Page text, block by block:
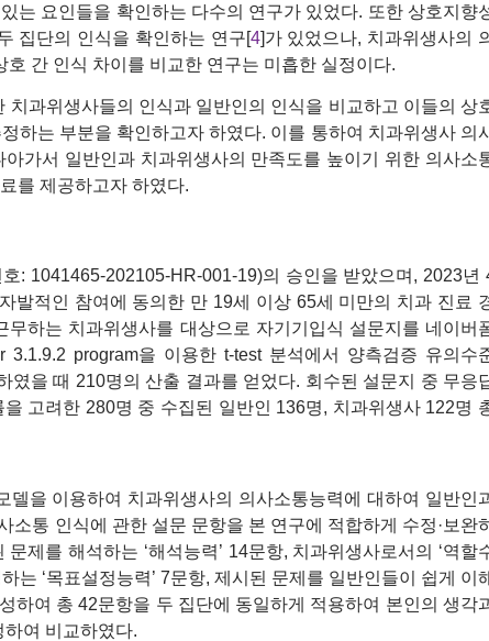
는 요인들을 확인하는 다수의 연구가 있었다. 또한 상호지향
집단의 인식을 확인하는 연구[4]가 있었으나, 치과위생사의
간 인식 차이를 비교한 연구는 미흡한 실정이다.
과위생사들의 인식과 일반인의 인식을 비교하고 이들의 상
하는 부분을 확인하고자 하였다. 이를 통하여 치과위생사 의
가서 일반인과 치과위생사의 만족도를 높이기 위한 의사소
를 제공하고자 하였다.
: 1041465-202105-HR-001-19)의 승인을 받았으며, 2023년
발적인 참여에 동의한 만 19세 이상 65세 미만의 치과 진료
하는 치과위생사를 대상으로 자기기입식 설문지를 네이버
program을 이용한 t-test 분석에서 양측검증 유의수
을 때 210명의 산출 결과를 얻었다. 회수된 설문지 중 무응
고려한 280명 중 수집된 일반인 136명, 치과위생사 122명
델을 이용하여 치과위생사의 의사소통능력에 대하여 일반인
소통 인식에 관한 설문 문항을 본 연구에 적합하게 수정·보완
제를 해석하는 ‘해석능력’ 14문항, 치과위생사로서의 ‘역할
는 ‘목표설정능력’ 7문항, 제시된 문제를 일반인들이 쉽게 이
하여 총 42문항을 두 집단에 동일하게 적용하여 본인의 생각
여 비교하였다.